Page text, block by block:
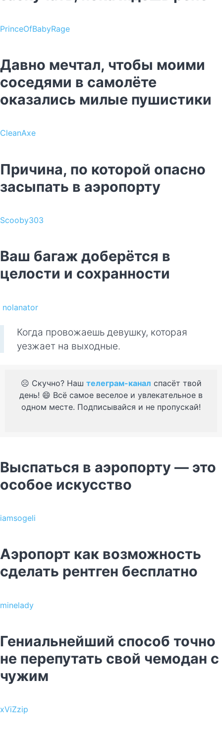
PrinceOfBabyRage
Давно мечтал, чтобы моими
соседями в самолёте
оказались милые пушистики
CleanAxe
Причина, по которой опасно
засыпать в аэропорту
Scooby303
Ваш багаж доберётся в
целости и сохранности
nolanator
Когда провожаешь девушку, которая
уезжает на выходные.
☹️ Скучно? Наш телеграм-канал спасёт твой
день! 😄 Всё самое веселое и увлекательное в
одном месте. Подписывайся и не пропускай!
Выспаться в аэропорту — это
особое искусство
iamsogeli
Аэропорт как возможность
сделать рентген бесплатно
minelady
Гениальнейший способ точно
не перепутать свой чемодан с
чужим
xViZzip